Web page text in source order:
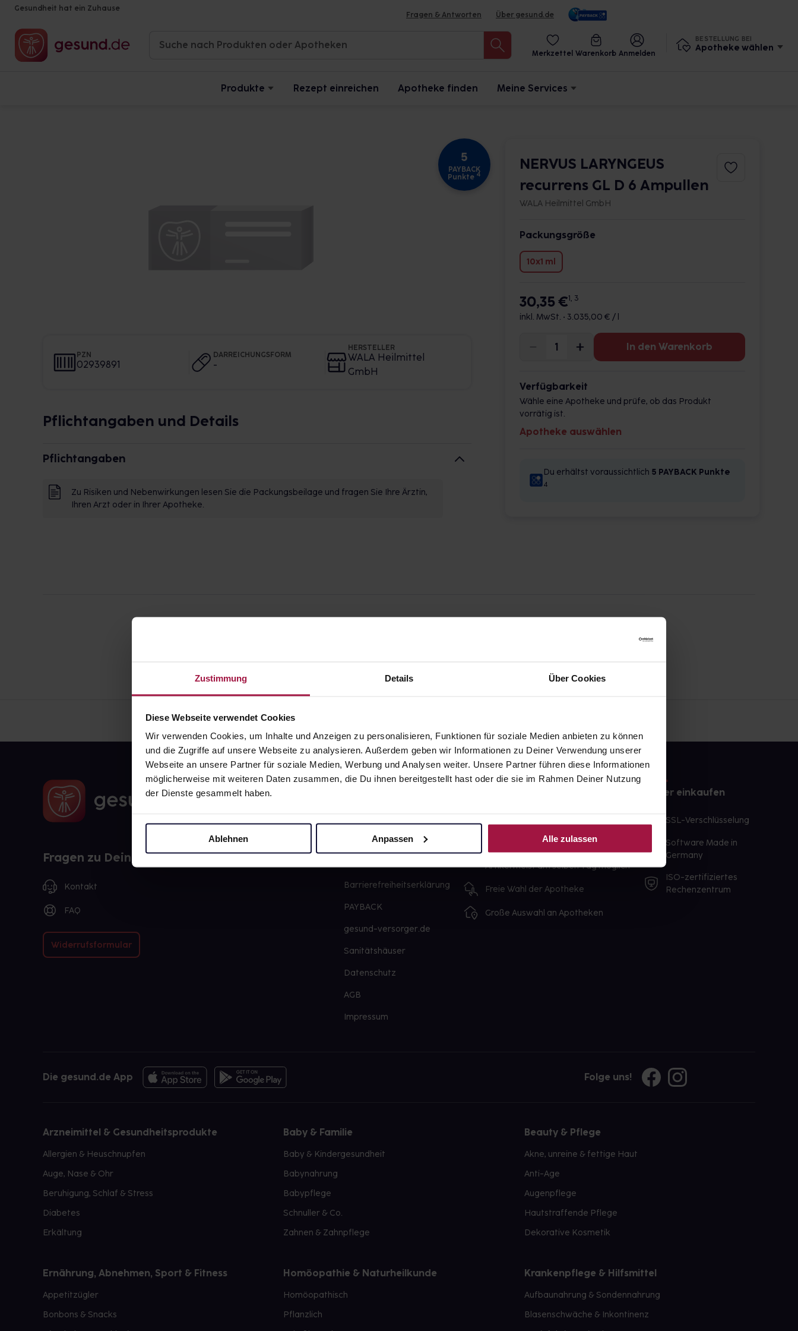
Zustimmung Details Über Cookies
Diese Webseite verwendet Cookies
Wir verwenden Cookies, um Inhalte und Anzeigen zu personalisieren, Funktionen für soziale Medien anbieten zu können
und die Zugriffe auf unsere Webseite zu analysieren. Außerdem geben wir Informationen zu Deiner Verwendung unserer
Webseite an unsere Partner für soziale Medien, Werbung und Analysen weiter. Unsere Partner führen diese Informationen
möglicherweise mit weiteren Daten zusammen, die Du ihnen bereitgestellt hast oder die sie im Rahmen Deiner Nutzung
der Dienste gesammelt haben.
Ablehnen Anpassen Alle zulassen
Gesundheit hat ein Zuhause
Fragen & Antworten Über gesund.de
Merkzettel Warenkorb Anmelden
BESTELLUNG BEI
Apotheke wählen
Produkte Rezept einreichen Apotheke finden Meine Services
5
PAYBACK
Punkte 4
PZN
02939891
DARREICHUNGSFORM
-
HERSTELLER
WALA Heilmittel
GmbH
Pflichtangaben und Details
Pflichtangaben
Zu Risiken und Nebenwirkungen lesen Sie die Packungsbeilage und fragen Sie Ihre Ärztin,
Ihren Arzt oder in Ihrer Apotheke.
NERVUS LARYNGEUS
recurrens GL D 6 Ampullen
WALA Heilmittel GmbH
Packungsgröße
10x1 ml
30,35 €1, 3
inkl. MwSt. • 3.035,00 € / l
In den Warenkorb
Verfügbarkeit
Wähle eine Apotheke und prüfe, ob das Produkt
vorrätig ist.
Apotheke auswählen
Du erhältst voraussichtlich 5 PAYBACK Punkte
4
Fragen zu Deiner Bestellung?
Kontakt
FAQ
Widerrufsformular
Karriere
Barrierefreiheitserklärung
PAYBACK
gesund-versorger.de
Sanitätshäuser
Datenschutz
AGB
Impressum
Lieferung für sofort verfügbare
Artikel meist am selben Tag möglich
Freie Wahl der Apotheke
Große Auswahl an Apotheken
Sicher einkaufen
SSL-Verschlüsselung
Software Made in
Germany
ISO-zertifiziertes
Rechenzentrum
Die gesund.de App Folge uns!
Arzneimittel & Gesundheitsprodukte
Allergien & Heuschnupfen
Auge, Nase & Ohr
Beruhigung, Schlaf & Stress
Diabetes
Erkältung
Baby & Familie
Baby & Kindergesundheit
Babynahrung
Babypflege
Schnuller & Co.
Zahnen & Zahnpflege
Beauty & Pflege
Akne, unreine & fettige Haut
Anti-Age
Augenpflege
Hautstraffende Pflege
Dekorative Kosmetik
Ernährung, Abnehmen, Sport & Fitness
Appetitzügler
Bonbons & Snacks
Homöopathie & Naturheilkunde
Homöopathisch
Pflanzlich
Krankenpflege & Hilfsmittel
Aufbaunahrung & Sondennahrung
Blasenschwäche & Inkontinenz